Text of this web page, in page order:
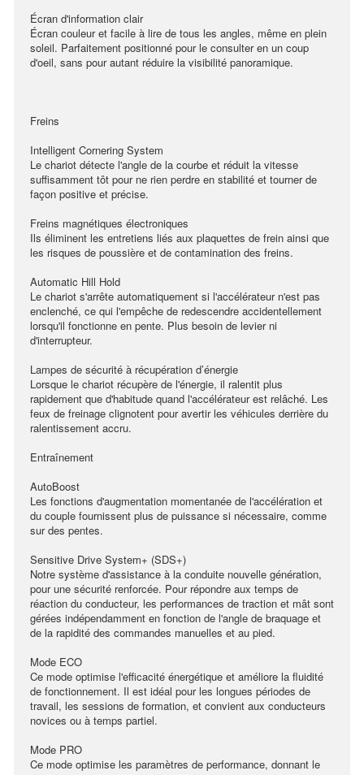
Écran d'information clair
Écran couleur et facile à lire de tous les angles, même en plein
soleil. Parfaitement positionné pour le consulter en un coup
d'oeil, sans pour autant réduire la visibilité panoramique.
Freins
Intelligent Cornering System
Le chariot détecte l'angle de la courbe et réduit la vitesse
suffisamment tôt pour ne rien perdre en stabilité et tourner de
façon positive et précise.
Freins magnétiques électroniques
Ils éliminent les entretiens liés aux plaquettes de frein ainsi que
les risques de poussière et de contamination des freins.
Automatic Hill Hold
Le chariot s'arrête automatiquement si l'accélérateur n'est pas
enclenché, ce qui l'empêche de redescendre accidentellement
lorsqu'il fonctionne en pente. Plus besoin de levier ni
d'interrupteur.
Lampes de sécurité à récupération d’énergie
Lorsque le chariot récupère de l'énergie, il ralentit plus
rapidement que d'habitude quand l'accélérateur est relâché. Les
feux de freinage clignotent pour avertir les véhicules derrière du
ralentissement accru.
Entraînement
AutoBoost
Les fonctions d'augmentation momentanée de l'accélération et
du couple fournissent plus de puissance si nécessaire, comme
sur des pentes.
Sensitive Drive System+ (SDS+)
Notre système d'assistance à la conduite nouvelle génération,
pour une sécurité renforcée. Pour répondre aux temps de
réaction du conducteur, les performances de traction et mât sont
gérées indépendamment en fonction de l'angle de braquage et
de la rapidité des commandes manuelles et au pied.
Mode ECO
Ce mode optimise l'efficacité énergétique et améliore la fluidité
de fonctionnement. Il est idéal pour les longues périodes de
travail, les sessions de formation, et convient aux conducteurs
novices ou à temps partiel.
Mode PRO
Ce mode optimise les paramètres de performance, donnant le